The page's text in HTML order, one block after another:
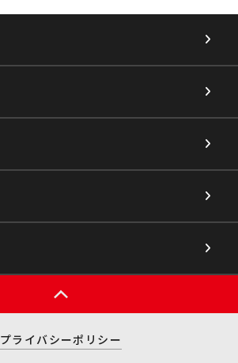
プライバシーポリシー